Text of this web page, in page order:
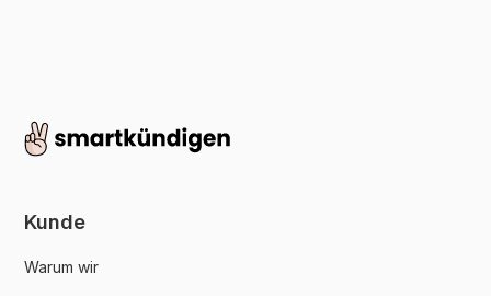
Kunde
Warum wir